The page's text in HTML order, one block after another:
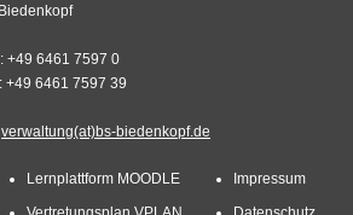
+49 6461 7597 0
+49 6461 7597 39
verwaltung(at)bs-biedenkopf.de
Lernplattform MOODLE
Impressum